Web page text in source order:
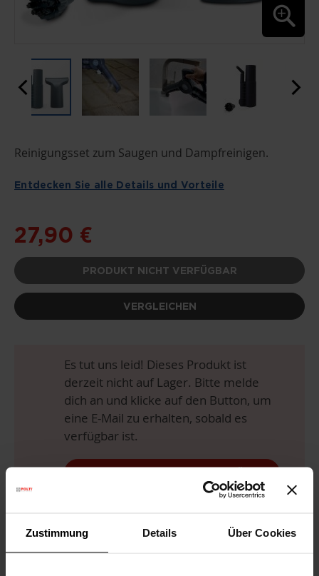
Zustimmung Details Über Cookies
ANFANG
SPRINGEN
Reinigungsset zum Saugen und Dampfreinigen.
Entdecken Sie alle Details und Vorteile
27,90 €
PRODUKT NICHT VERFÜGBAR
VERGLEICHEN
Es tut uns leid! Dieses Produkt ist
derzeit nicht auf Lager. Bitte melde
dich an und klicke auf den Button, um
eine E-Mail zu erhalten, sobald es
verfügbar ist.